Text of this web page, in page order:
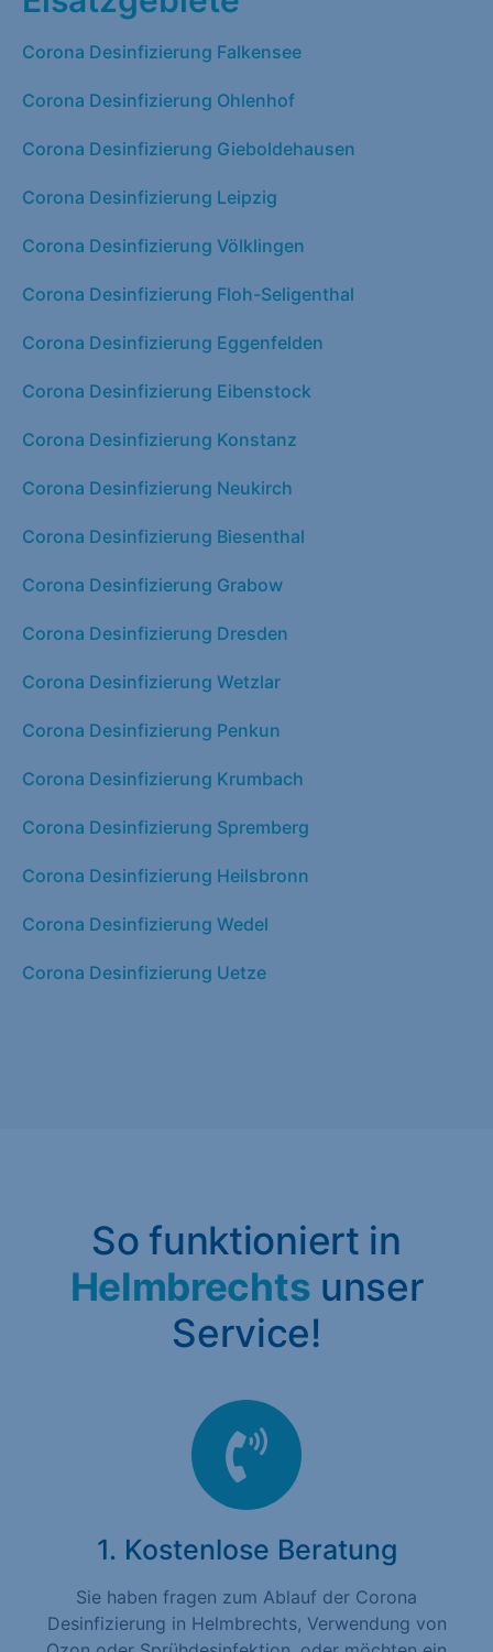
Corona Desinfizierung Falkensee
Corona Desinfizierung Ohlenhof
Corona Desinfizierung Gieboldehausen
Corona Desinfizierung Leipzig
Corona Desinfizierung Völklingen
Corona Desinfizierung Floh-Seligenthal
Corona Desinfizierung Eggenfelden
Corona Desinfizierung Eibenstock
Corona Desinfizierung Konstanz
Corona Desinfizierung Neukirch
Corona Desinfizierung Biesenthal
Corona Desinfizierung Grabow
Corona Desinfizierung Dresden
Corona Desinfizierung Wetzlar
Corona Desinfizierung Penkun
Corona Desinfizierung Krumbach
Corona Desinfizierung Spremberg
Corona Desinfizierung Heilsbronn
Corona Desinfizierung Wedel
Corona Desinfizierung Uetze
So funktioniert in
Helmbrechts unser
Service!
1. Kostenlose Beratung
Sie haben fragen zum Ablauf der Corona
Desinfizierung in Helmbrechts, Verwendung von